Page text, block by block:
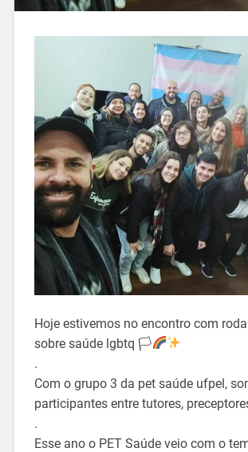
Hoje estivemos no encontro com
sobre saúde lgbtq 🏳‍
.
Com o grupo 3 da pet saúde ufpel,
participantes entre tutores,
.
Esse ano o PET Saúde veio com o